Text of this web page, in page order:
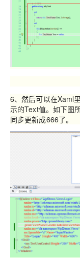
6、然后可以在Xaml
示的Text值。如下图
同步更新成666了。